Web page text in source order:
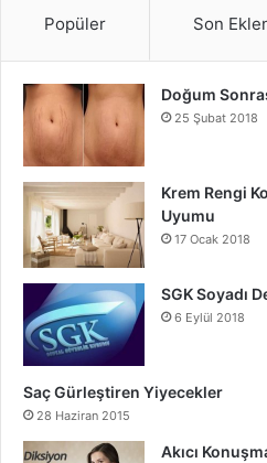
Popüler Son
Doğum
25 Şubat 2018
Krem Rengi
Uyumu
17 Ocak 2018
SGK Soyadı
6 Eylül 2018
Saç Gürleştiren Yiyecekler
28 Haziran 2015
Akıcı